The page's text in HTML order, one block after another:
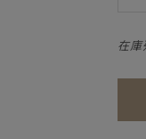
在庫